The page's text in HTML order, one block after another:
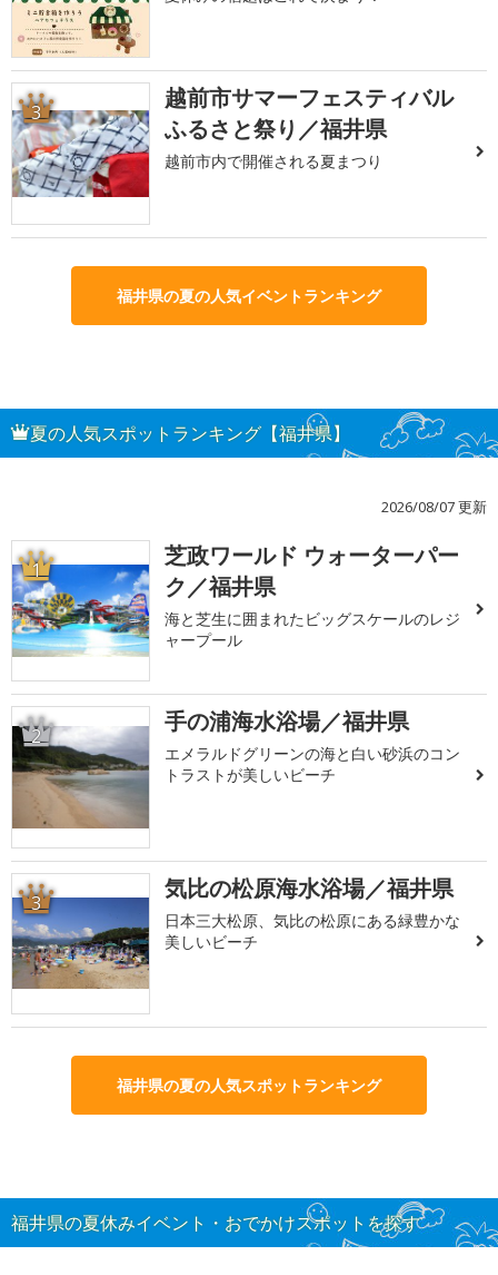
3
越前市サマーフェスティバル
ふるさと祭り／福井県
越前市内で開催される夏まつり
福井県の夏の人気イベントランキング
夏の人気スポットランキング【福井県】
2026/08/07 更新
1
芝政ワールド ウォーターパー
ク／福井県
海と芝生に囲まれたビッグスケールのレジ
ャープール
2 手の浦海水浴場／福井県
エメラルドグリーンの海と白い砂浜のコン
トラストが美しいビーチ
3 気比の松原海水浴場／福井県
日本三大松原、気比の松原にある緑豊かな
美しいビーチ
福井県の夏の人気スポットランキング
福井県の夏休みイベント・おでかけスポットを探す